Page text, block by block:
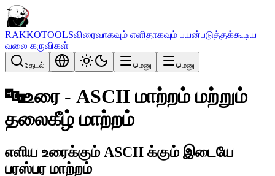
RAKKOTOOLSவிரைவாகவும் எளிதாகவும் பயன்படுத்தக்கூடிய
வலை கருவிகள்
தேடல் மெனு மெனு
🔤உரை - ASCII மாற்றம் மற்றும்
தலைகீழ் மாற்றம்
எளிய உரைக்கும் ASCII க்கும் இடையே
பரஸ்பர மாற்றம்